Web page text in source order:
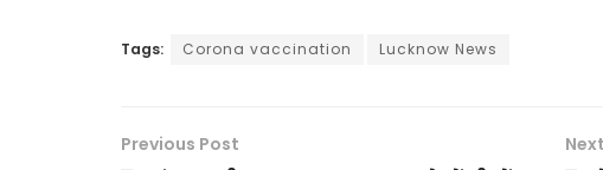
Tags: Corona vaccination Lucknow News
Previous Post